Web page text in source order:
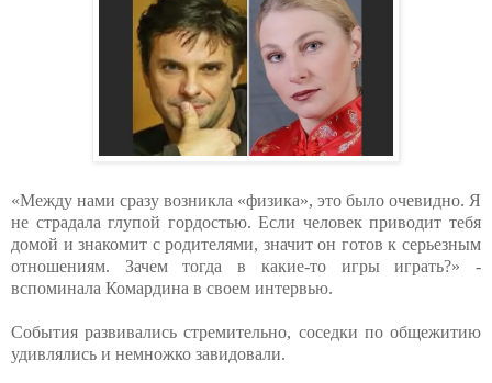
«Между нами сразу возникла «физика», это было очевидно. Я
не страдала глупой гордостью. Если человек приводит тебя
домой и знакомит с родителями, значит он готов к серьезным
отношениям. Зачем тогда в какие-то игры играть?» -
вспоминала Комардина в своем интервью.
События развивались стремительно, соседки по общежитию
удивлялись и немножко завидовали.